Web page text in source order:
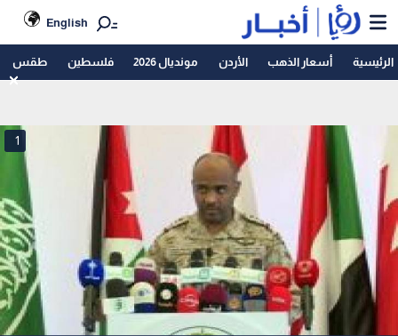
English
الرئيسية أسعار الذهب الأردن مونديال 2026 فلسطين طقس
1